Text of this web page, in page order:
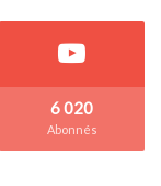
6 020
Abonnés